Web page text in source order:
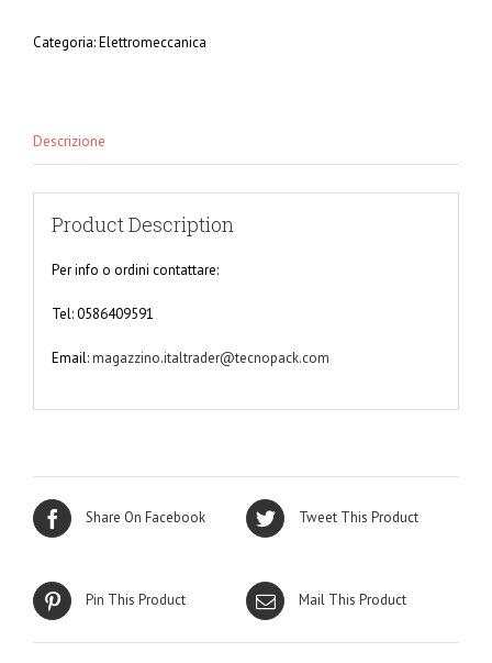
Categoria:Elettromeccanica
Descrizione
Product Description
Per info o ordini contattare:
Tel: 0586409591
Email:magazzino.italtrader@tecnopack.com
Share On Facebook Tweet This Product
Pin This Product Mail This Product